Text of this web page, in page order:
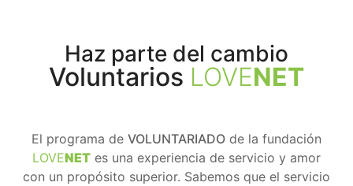
Haz parte del cambio
Voluntarios LOVENET
El programa de VOLUNTARIADO de la fundación
LOVENET es una experiencia de servicio y amor
con un propósito superior. Sabemos que el servicio